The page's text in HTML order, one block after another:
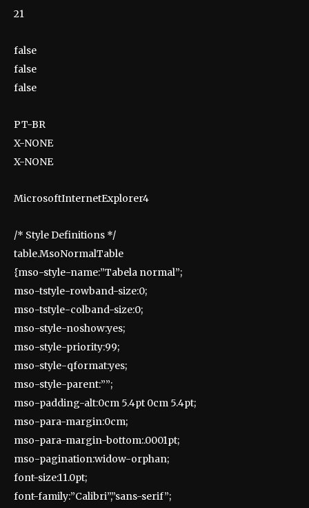
21
false
false
false
PT-BR
X-NONE
X-NONE
MicrosoftInternetExplorer4
/* Style Definitions */
table.MsoNormalTable
{mso-style-name:”Tabela normal”;
mso-tstyle-rowband-size:0;
mso-tstyle-colband-size:0;
mso-style-noshow:yes;
mso-style-priority:99;
mso-style-qformat:yes;
mso-style-parent:””;
mso-padding-alt:0cm 5.4pt 0cm 5.4pt;
mso-para-margin:0cm;
mso-para-margin-bottom:.0001pt;
mso-pagination:widow-orphan;
font-size:11.0pt;
font-family:”Calibri”,”sans-serif”;